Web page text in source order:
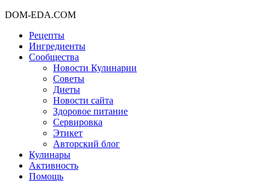
DOM-EDA.COM
Рецепты
Ингредиенты
Сообщества
Новости Кулинарии
Советы
Диеты
Новости сайта
Здоровое питание
Сервировка
Этикет
Авторский блог
Кулинары
Активность
Помощь